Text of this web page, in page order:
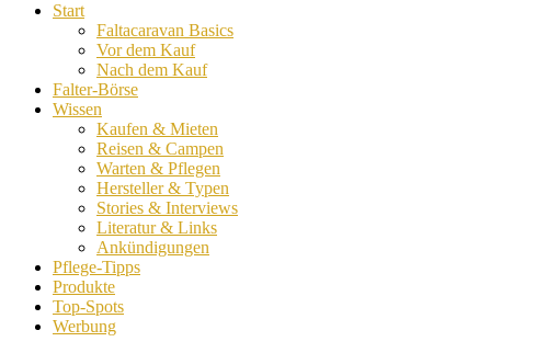
Start
Faltacaravan Basics
Vor dem Kauf
Nach dem Kauf
Falter-Börse
Wissen
Kaufen & Mieten
Reisen & Campen
Warten & Pflegen
Hersteller & Typen
Stories & Interviews
Literatur & Links
Ankündigungen
Pflege-Tipps
Produkte
Top-Spots
Werbung